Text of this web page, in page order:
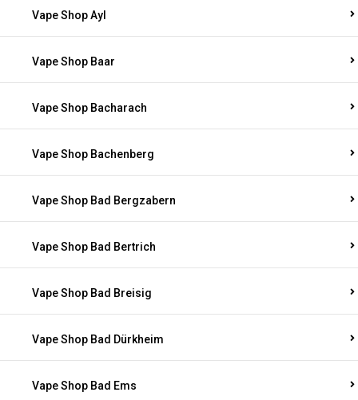
Vape Shop Ayl
Vape Shop Baar
Vape Shop Bacharach
Vape Shop Bachenberg
Vape Shop Bad Bergzabern
Vape Shop Bad Bertrich
Vape Shop Bad Breisig
Vape Shop Bad Dürkheim
Vape Shop Bad Ems